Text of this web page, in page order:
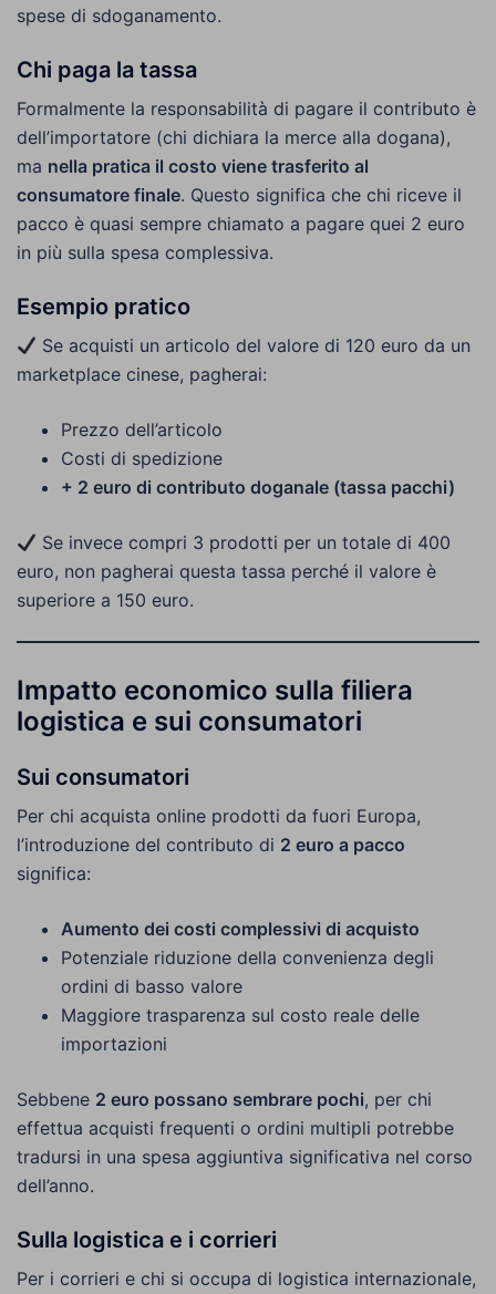
spese di sdoganamento.
Chi paga la tassa
Formalmente la responsabilità di pagare il contributo è
dell’importatore (chi dichiara la merce alla dogana),
ma nella pratica il costo viene trasferito al
consumatore finale. Questo significa che chi riceve il
pacco è quasi sempre chiamato a pagare quei 2 euro
in più sulla spesa complessiva.
Esempio pratico
Se acquisti un articolo del valore di 120 euro da un
marketplace cinese, pagherai:
Prezzo dell’articolo
Costi di spedizione
+ 2 euro di contributo doganale (tassa pacchi)
Se invece compri 3 prodotti per un totale di 400
euro, non pagherai questa tassa perché il valore è
superiore a 150 euro.
Impatto economico sulla filiera
logistica e sui consumatori
Sui consumatori
Per chi acquista online prodotti da fuori Europa,
l’introduzione del contributo di 2 euro a pacco
significa:
Aumento dei costi complessivi di acquisto
Potenziale riduzione della convenienza degli
ordini di basso valore
Maggiore trasparenza sul costo reale delle
importazioni
Sebbene 2 euro possano sembrare pochi, per chi
effettua acquisti frequenti o ordini multipli potrebbe
tradursi in una spesa aggiuntiva significativa nel corso
dell’anno.
Sulla logistica e i corrieri
Per i corrieri e chi si occupa di logistica internazionale,